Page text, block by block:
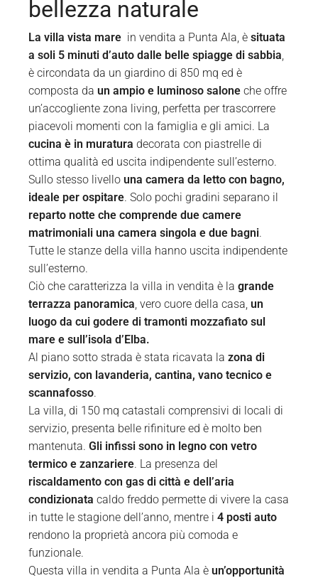
bellezza naturale
La villa vista mare in vendita a Punta Ala, è situata
a soli 5 minuti d’auto dalle belle spiagge di sabbia,
è circondata da un giardino di 850 mq ed è
composta da un ampio e luminoso salone che offre
un’accogliente zona living, perfetta per trascorrere
piacevoli momenti con la famiglia e gli amici. La
cucina è in muratura decorata con piastrelle di
ottima qualità ed uscita indipendente sull’esterno.
Sullo stesso livello una camera da letto con bagno,
ideale per ospitare. Solo pochi gradini separano il
reparto notte che comprende due camere
matrimoniali una camera singola e due bagni.
Tutte le stanze della villa hanno uscita indipendente
sull’esterno.
Ciò che caratterizza la villa in vendita è la grande
terrazza panoramica, vero cuore della casa, un
luogo da cui godere di tramonti mozzafiato sul
mare e sull’isola d’Elba.
Al piano sotto strada è stata ricavata la zona di
servizio, con lavanderia, cantina, vano tecnico e
scannafosso.
La villa, di 150 mq catastali comprensivi di locali di
servizio, presenta belle rifiniture ed è molto ben
mantenuta. Gli infissi sono in legno con vetro
termico e zanzariere. La presenza del
riscaldamento con gas di città e dell’aria
condizionata caldo freddo permette di vivere la casa
in tutte le stagione dell’anno, mentre i 4 posti auto
rendono la proprietà ancora più comoda e
funzionale.
Questa villa in vendita a Punta Ala è un’opportunità